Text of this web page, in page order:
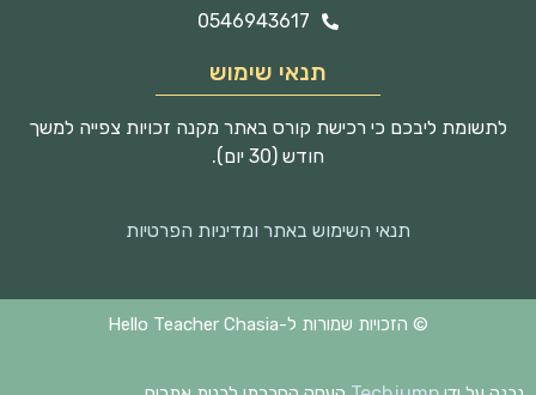
0546943617
תנאי שימוש
לתשומת ליבכם כי רכישת קורס באתר מקנה זכויות צפייה למשך
חודש (30 יום).
תנאי השימוש באתר ומדיניות הפרטיות
© הזכויות שמורות ל-Hello Teacher Chasia